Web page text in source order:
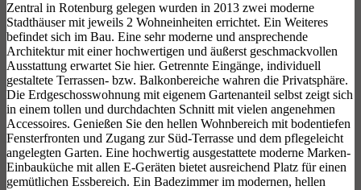
Zentral in Rotenburg gelegen wurden in 2013 zwei moderne
Stadthäuser mit jeweils 2 Wohneinheiten errichtet. Ein Weiteres
befindet sich im Bau. Eine sehr moderne und ansprechende
Architektur mit einer hochwertigen und äußerst geschmackvollen
Ausstattung erwartet Sie hier. Getrennte Eingänge, individuell
gestaltete Terrassen- bzw. Balkonbereiche wahren die Privatsphäre.
Die Erdgeschosswohnung mit eigenem Gartenanteil selbst zeigt sich
in einem tollen und durchdachten Schnitt mit vielen angenehmen
Accessoires. Genießen Sie den hellen Wohnbereich mit bodentiefen
Fensterfronten und Zugang zur Süd-Terrasse und dem pflegeleicht
angelegten Garten. Eine hochwertig ausgestattete moderne Marken-
Einbauküche mit allen E-Geräten bietet ausreichend Platz für einen
gemütlichen Essbereich. Ein Badezimmer im modernen, hellen